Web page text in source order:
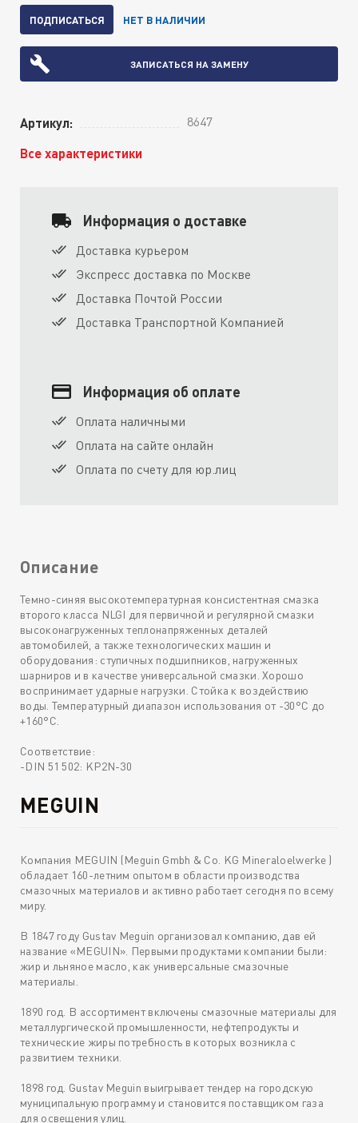
ПОДПИСАТЬСЯ НЕТ В НАЛИЧИИ
ЗАПИСАТЬСЯ НА ЗАМЕНУ
Артикул: 8647
Все характеристики
Информация о доставке
Доставка курьером
Экспресс доставка по Москве
Доставка Почтой России
Доставка Транспортной Компанией
Информация об оплате
Оплата наличными
Оплата на сайте онлайн
Оплата по счету для юр.лиц
Описание
Темно-синяя высокотемпературная консистентная смазка
второго класса NLGI для первичной и регулярной смазки
высоконагруженных теплонапряженных деталей
автомобилей, а также технологических машин и
оборудования: ступичных подшипников, нагруженных
шарниров и в качестве универсальной смазки. Хорошо
воспринимает ударные нагрузки. Стойка к воздействию
воды. Температурный диапазон использования от -30°С до
+160°С.
Соответствие:
-DIN 51 502: KP2N-30
MEGUIN
Компания MEGUIN (Meguin Gmbh & Co. KG Mineraloelwerke )
обладает 160-летним опытом в области производства
смазочных материалов и активно работает сегодня по всему
миру.
В 1847 году Gustav Meguin организовал компанию, дав ей
название «MEGUIN». Первыми продуктами компании были:
жир и льняное масло, как универсальные смазочные
материалы.
1890 год. В ассортимент включены смазочные материалы для
металлургической промышленности, нефтепродукты и
технические жиры потребность в которых возникла с
развитием техники.
1898 год. Gustav Meguin выигрывает тендер на городскую
муниципальную программу и становится поставщиком газа
для освещения улиц.